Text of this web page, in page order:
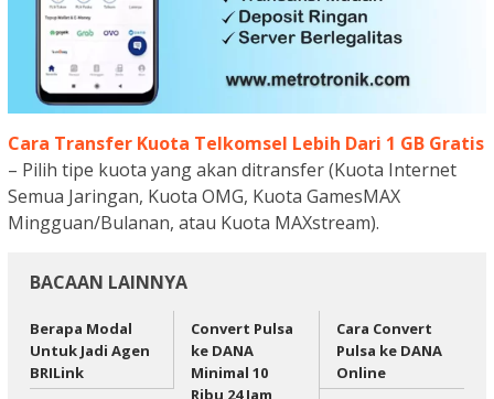
Cara Transfer Kuota Telkomsel Lebih Dari 1 GB Gratis
– Pilih tipe kuota yang akan ditransfer (Kuota Internet
Semua Jaringan, Kuota OMG, Kuota GamesMAX
Mingguan/Bulanan, atau Kuota MAXstream).
BACAAN LAINNYA
Berapa Modal
Untuk Jadi Agen
BRILink
Convert Pulsa
ke DANA
Minimal 10
Ribu 24 Jam
Cara Convert
Pulsa ke DANA
Online